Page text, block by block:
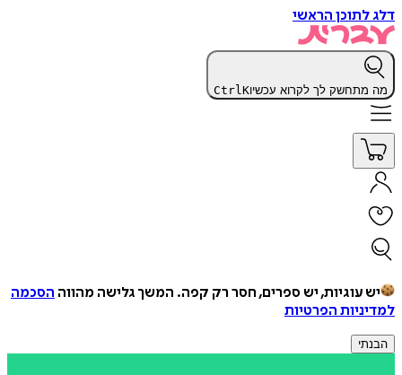
דלג לתוכן הראשי
מה מתחשק לך לקרוא עכשיו CtrlK
יש עוגיות, יש ספרים, חסר רק קפה. המשך גלישה מהווה הסכמה
למדיניות הפרטיות
הבנתי